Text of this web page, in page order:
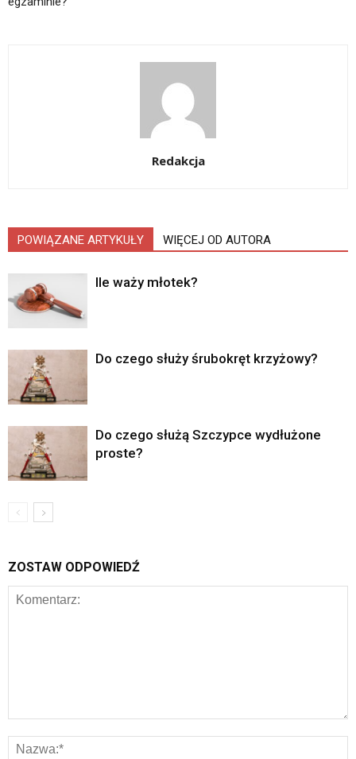
Redakcja
POWIĄZANE ARTYKUŁY WIĘCEJ OD AUTORA
Ile waży młotek?
Do czego służy śrubokręt krzyżowy?
Do czego służą Szczypce wydłużone
proste?
ZOSTAW ODPOWIEDŹ